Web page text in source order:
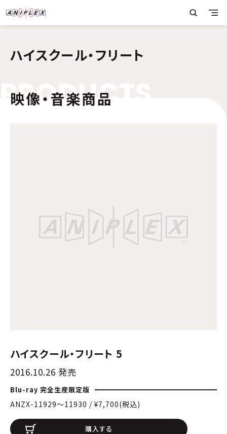
ハイスクール・フリート
PRODUC
映像・音楽商品
ハイスクール・フリート 5
2016.10.26 発売
Blu-ray 完全生産限定版
ANZX-11929〜11930 / ¥7,700(税込)
購入する